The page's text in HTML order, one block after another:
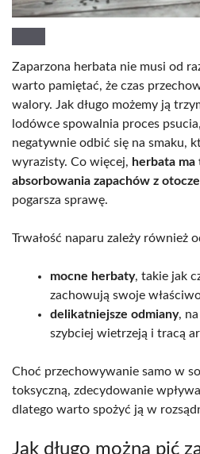
Zaparzona herbata nie musi od
warto pamiętać, że czas
walory. Jak długo możemy ją
lodówce spowalnia proces
negatywnie odbić się na smaku,
wyrazisty. Co więcej, herbata
absorbowania zapachów z
pogarsza sprawę.
Trwałość naparu zależy również
mocne herbaty, takie jak
zachowują swoje
delikatniejsze odmiany,
szybciej wietrzeją i tracą
Choć przechowywanie samo w
toksyczną, zdecydowanie
dlatego warto spożyć ją w
Jak długo można pić